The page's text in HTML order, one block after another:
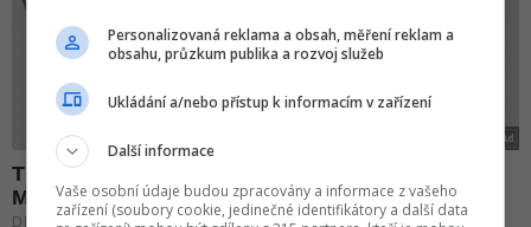
Personalizovaná reklama a obsah, měření reklam a
obsahu, průzkum publika a rozvoj služeb
Ukládání a/nebo přístup k informacím v zařízení
Další informace
Vaše osobní údaje budou zpracovány a informace z vašeho
zařízení (soubory cookie, jedinečné identifikátory a další data